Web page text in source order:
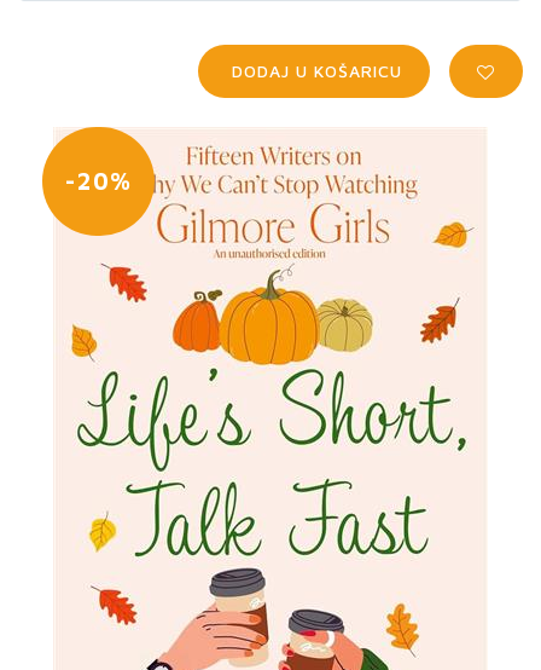
DODAJ U KOŠARICU
-20%